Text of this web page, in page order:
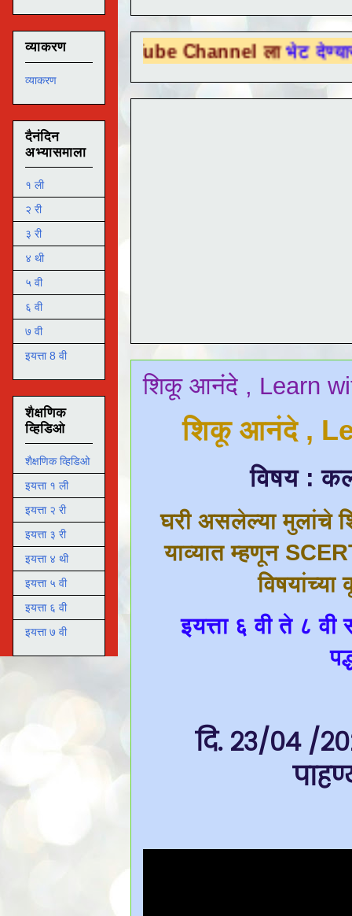
Tube Channel लाभेट देण्यासाठी येथे
शिकू आनंदे , Learn
शिकू आनंदे ,
विषय :
घरी असलेल्या मुलांचे
याव्यात म्हणून
इयत्ता ६ वी ते ८
दि. २३/०४ /
व्याकरण
व्याकरण
दैनंदिन
अभ्यासमाला
१ ली
२ री
३ री
४ थी
५ वी
६ वी
७ वी
इयत्ता 8 वी
शैक्षणिक
व्हिडिओ
शैक्षणिक व्हिडिओ
इयत्ता १ ली
इयत्ता २ री
इयत्ता ३ री
इयत्ता ४ थी
इयत्ता ५ वी
इयत्ता ६ वी
इयत्ता ७ वी